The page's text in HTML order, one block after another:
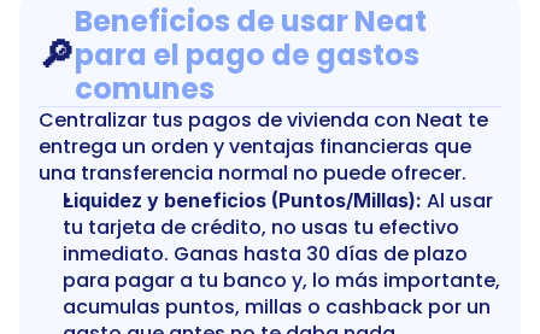
🔎
Beneficios de usar Neat
para el pago de gastos
comunes
Centralizar tus pagos de vivienda con Neat te
entrega un orden y ventajas financieras que
una transferencia normal no puede ofrecer.
Liquidez y beneficios (Puntos/Millas): Al usar
tu tarjeta de crédito, no usas tu efectivo
inmediato. Ganas hasta 30 días de plazo
para pagar a tu banco y, lo más importante,
acumulas puntos, millas o cashback por un